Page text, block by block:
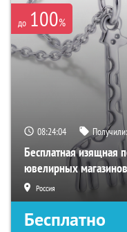
до 100%
08:24:03 Получили:
Бесплатная изящная
ювелирных
Россия
Бесплатно